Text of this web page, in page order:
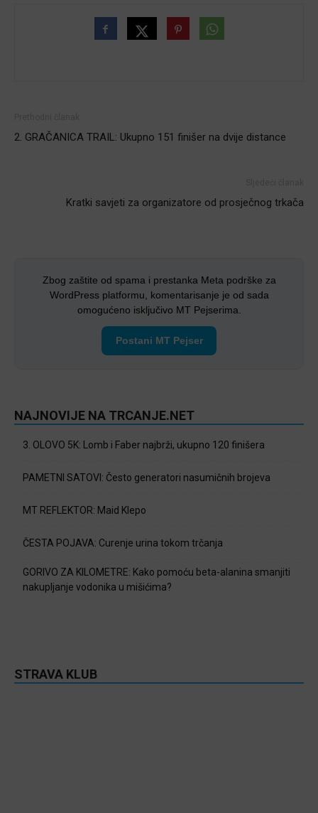
2. GRAČANICA TRAIL: Ukupno 151 finišer na dvije distance
Kratki savjeti za organizatore od prosječnog trkača
Zbog zaštite od spama i prestanka Meta podrške za
WordPress platformu, komentarisanje je od sada
omogućeno isključivo MT Pejserima.
Postani MT Pejser
NAJNOVIJE NA TRCANJE.NET
3. OLOVO 5K: Lomb i Faber najbrži, ukupno 120 finišera
PAMETNI SATOVI: Često generatori nasumičnih brojeva
MT REFLEKTOR: Maid Klepo
ČESTA POJAVA: Curenje urina tokom trčanja
GORIVO ZA KILOMETRE: Kako pomoću beta-alanina smanjiti
nakupljanje vodonika u mišićima?
STRAVA KLUB